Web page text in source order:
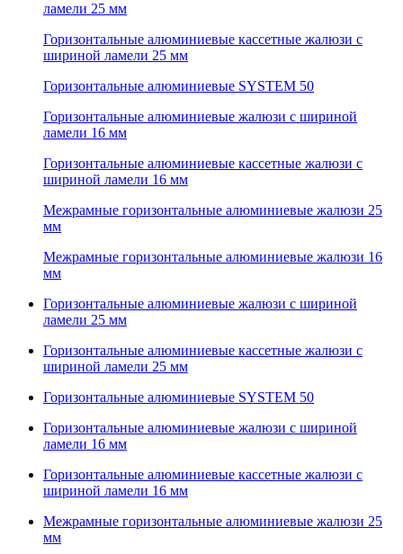
ламели 25 мм
Горизонтальные алюминиевые кассетные жалюзи с
шириной ламели 25 мм
Горизонтальные алюминиевые SYSTEM 50
Горизонтальные алюминиевые жалюзи с шириной
ламели 16 мм
Горизонтальные алюминиевые кассетные жалюзи с
шириной ламели 16 мм
Межрамные горизонтальные алюминиевые жалюзи 25
мм
Межрамные горизонтальные алюминиевые жалюзи 16
мм
Горизонтальные алюминиевые жалюзи с шириной
ламели 25 мм
Горизонтальные алюминиевые кассетные жалюзи с
шириной ламели 25 мм
Горизонтальные алюминиевые SYSTEM 50
Горизонтальные алюминиевые жалюзи с шириной
ламели 16 мм
Горизонтальные алюминиевые кассетные жалюзи с
шириной ламели 16 мм
Межрамные горизонтальные алюминиевые жалюзи 25
мм